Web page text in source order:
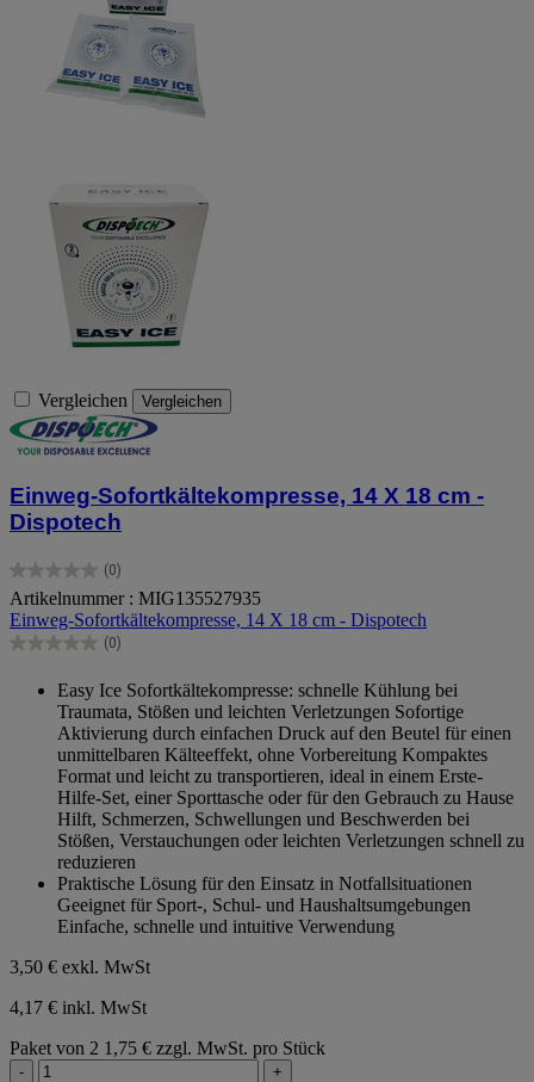
Vergleichen Vergleichen
Einweg-Sofortkältekompresse, 14 X 18 cm -
Dispotech
(0)
0.0
von
5
Sternen.
Artikelnummer : MIG135527935
Einweg-Sofortkältekompresse, 14 X 18 cm - Dispotech
(0)
0.0
Sternen.
Easy Ice Sofortkältekompresse: schnelle Kühlung bei
Traumata, Stößen und leichten Verletzungen Sofortige
Aktivierung durch einfachen Druck auf den Beutel für einen
unmittelbaren Kälteeffekt, ohne Vorbereitung Kompaktes
Format und leicht zu transportieren, ideal in einem Erste-
Hilfe-Set, einer Sporttasche oder für den Gebrauch zu Hause
Hilft, Schmerzen, Schwellungen und Beschwerden bei
Stößen, Verstauchungen oder leichten Verletzungen schnell zu
reduzieren
Praktische Lösung für den Einsatz in Notfallsituationen
Geeignet für Sport-, Schul- und Haushaltsumgebungen
Einfache, schnelle und intuitive Verwendung
3,50 € exkl. MwSt
4,17 € inkl. MwSt
Paket von 2 1,75 € zzgl. MwSt. pro Stück
- +